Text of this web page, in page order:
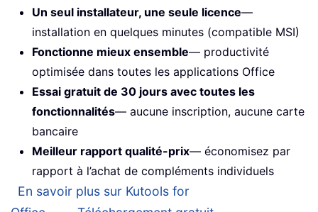
Un seul installateur, une seule licence—
installation en quelques minutes (compatible MSI)
Fonctionne mieux ensemble— productivité
optimisée dans toutes les applications Office
Essai gratuit de 30 jours avec toutes les
fonctionnalités— aucune inscription, aucune carte
bancaire
Meilleur rapport qualité-prix— économisez par
rapport à l’achat de compléments individuels
En savoir plus sur Kutools for